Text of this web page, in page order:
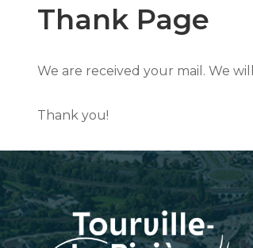
Thank Page
We are received your mail. We
Thank you!